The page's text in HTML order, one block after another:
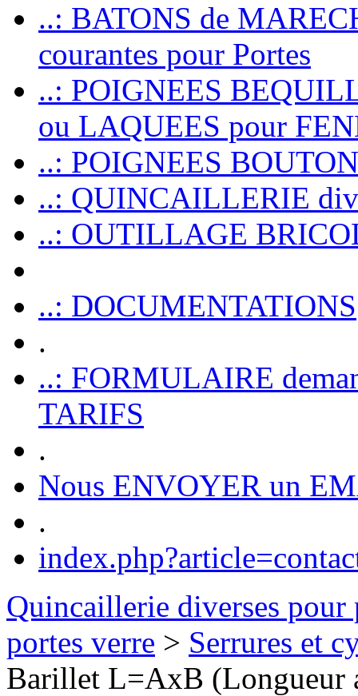
..: BATONS de
courantes pour Portes
..: POIGNEES
ou LAQUEES pour
..: POIGNEES
..: QUINCAILLERIE
..: OUTILLAGE
..: DOCUMENTATIONS
.
..: FORMULAIRE
TARIFS
.
Nous ENVOYER un
.
Quincaillerie diverses pour
portes verre > Serrures et
Barillet L=AxB (Longueur